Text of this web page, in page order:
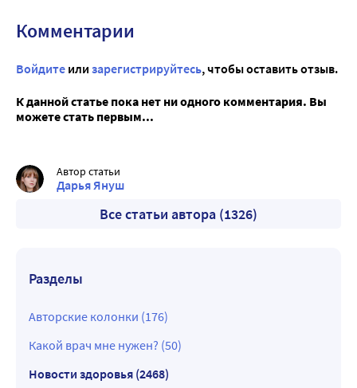
Комментарии
Войдите или зарегистрируйтесь, чтобы оставить отзыв.
К данной статье пока нет ни одного комментария. Вы
можете стать первым...
Автор статьи
Дарья Януш
Все статьи автора (1326)
Разделы
Авторские колонки (176)
Какой врач мне нужен? (50)
Новости здоровья (2468)